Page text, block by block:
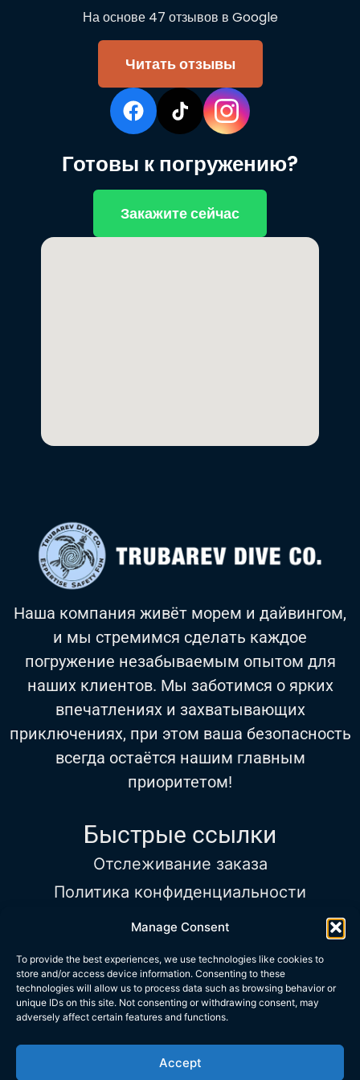
Manage Consent
To provide the best experiences, we use technologies like cookies to
store and/or access device information. Consenting to these
technologies will allow us to process data such as browsing behavior or
unique IDs on this site. Not consenting or withdrawing consent, may
adversely affect certain features and functions.
Accept
На основе 47 отзывов в Google
Читать отзывы
Готовы к погружению?
Закажите сейчас
Наша компания живёт морем и дайвингом,
и мы стремимся сделать каждое
погружение незабываемым опытом для
наших клиентов. Мы заботимся о ярких
впечатлениях и захватывающих
приключениях, при этом ваша безопасность
всегда остаётся нашим главным
приоритетом!
Быстрые ссылки
Отслеживание заказа
Политика конфиденциальности
Условия использования
Часы работы
Вс—Сб:9:00–17:00
Телефон:+972 534 313 418
Email: info@trubarev.com